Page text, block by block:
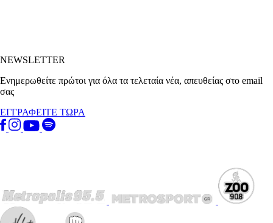
NEWSLETTER
Ενημερωθείτε πρώτοι για όλα τα τελεταία νέα, απευθείας στο email
σας
ΕΓΓΡΑΦΕΙΤΕ ΤΩΡΑ